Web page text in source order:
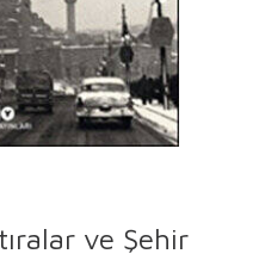
ve Şehir